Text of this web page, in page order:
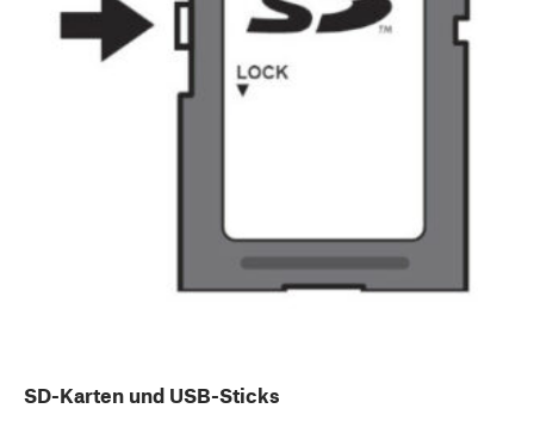
SD-Karten und USB-Sticks